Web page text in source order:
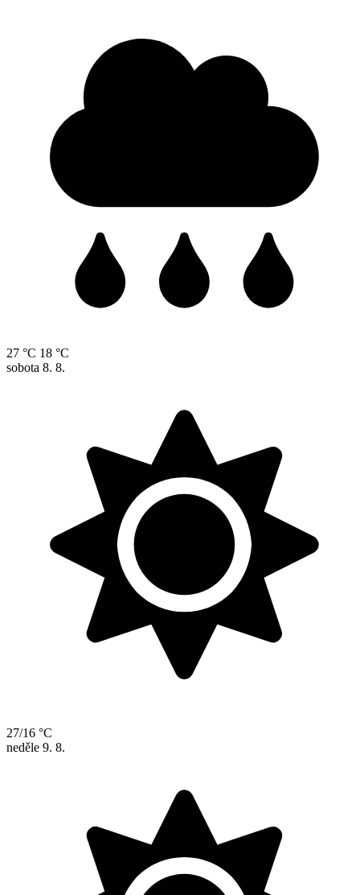
27 °C 18 °C
sobota 8. 8.
27/16 °C
neděle 9. 8.